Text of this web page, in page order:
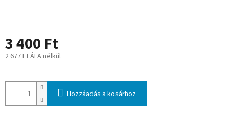
3 400 Ft
2 677 Ft ÁFA nélkül
Hozzáadás a kosárhoz